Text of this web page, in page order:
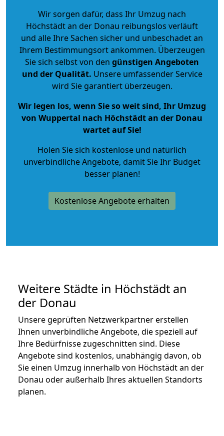
Wir sorgen dafür, dass Ihr Umzug nach
Höchstädt an der Donau reibungslos verläuft
und alle Ihre Sachen sicher und unbeschadet an
Ihrem Bestimmungsort ankommen. Überzeugen
Sie sich selbst von den günstigen Angeboten
und der Qualität. Unsere umfassender Service
wird Sie garantiert überzeugen.
Wir legen los, wenn Sie so weit sind, Ihr Umzug
von Wuppertal nach Höchstädt an der Donau
wartet auf Sie!
Holen Sie sich kostenlose und natürlich
unverbindliche Angebote, damit Sie Ihr Budget
besser planen!
Kostenlose Angebote erhalten
Weitere Städte in Höchstädt an
der Donau
Unsere geprüften Netzwerkpartner erstellen
Ihnen unverbindliche Angebote, die speziell auf
Ihre Bedürfnisse zugeschnitten sind. Diese
Angebote sind kostenlos, unabhängig davon, ob
Sie einen Umzug innerhalb von Höchstädt an der
Donau oder außerhalb Ihres aktuellen Standorts
planen.